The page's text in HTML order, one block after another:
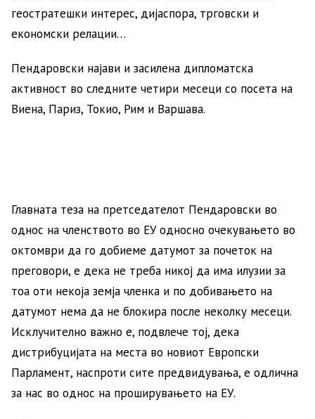
геостратешки интерес, дијаспора, трговски и
економски релации…
Пендаровски најави и засилена дипломатска
активност во следните четири месеци со посета на
Виена, Париз, Токио, Рим и Варшава.
Главната теза на претседателот Пендаровски во
однос на членството во ЕУ односно очекувањето во
октомври да го добиеме датумот за почеток на
преговори, е дека не треба никој да има илузии за
тоа оти некоја земја членка и по добивањето на
датумот нема да не блокира после неколку месеци.
Исклучително важно е, подвлече тој, дека
дистрибуцијата на места во новиот Европски
Парламент, наспроти сите предвидувања, е одлична
за нас во однос на проширувањето на ЕУ.